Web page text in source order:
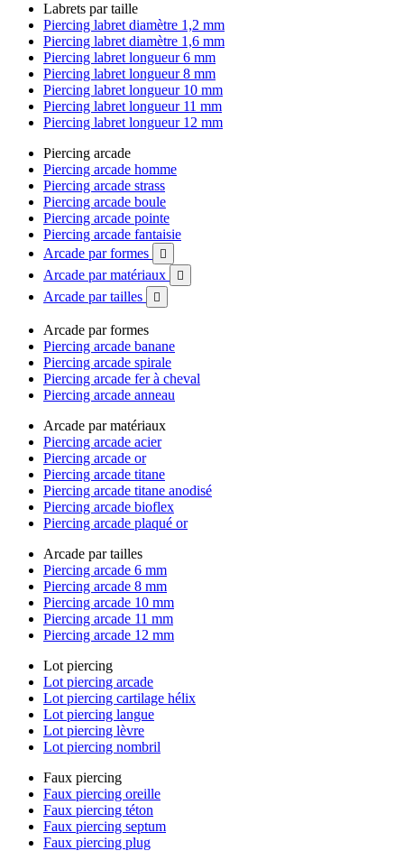
Labrets par taille
Piercing labret diamètre 1,2 mm
Piercing labret diamètre 1,6 mm
Piercing labret longueur 6 mm
Piercing labret longueur 8 mm
Piercing labret longueur 10 mm
Piercing labret longueur 11 mm
Piercing labret longueur 12 mm
Piercing arcade
Piercing arcade homme
Piercing arcade strass
Piercing arcade boule
Piercing arcade pointe
Piercing arcade fantaisie
Arcade par formes

Arcade par matériaux 
Arcade par tailles 
Arcade par formes
Piercing arcade banane
Piercing arcade spirale
Piercing arcade fer à cheval
Piercing arcade anneau
Arcade par matériaux
Piercing arcade acier
Piercing arcade or
Piercing arcade titane
Piercing arcade titane anodisé
Piercing arcade bioflex
Piercing arcade plaqué or
Arcade par tailles
Piercing arcade 6 mm
Piercing arcade 8 mm
Piercing arcade 10 mm
Piercing arcade 11 mm
Piercing arcade 12 mm
Lot piercing
Lot piercing arcade
Lot piercing cartilage hélix
Lot piercing langue
Lot piercing lèvre
Lot piercing nombril
Faux piercing
Faux piercing oreille
Faux piercing téton
Faux piercing septum
Faux piercing plug